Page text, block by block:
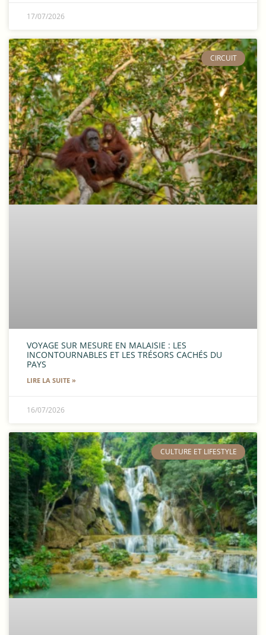
17/07/2026
CIRCUIT
VOYAGE SUR MESURE EN MALAISIE : LES
INCONTOURNABLES ET LES TRÉSORS CACHÉS DU
PAYS
LIRE LA SUITE »
16/07/2026
​CULTURE ET LIFESTYLE